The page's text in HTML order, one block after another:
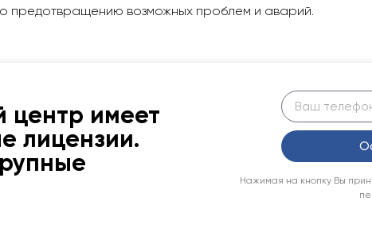
предотвращению возможных проблем и аварий.
имеет
лицензии.
Нажимая на кнопку Вы